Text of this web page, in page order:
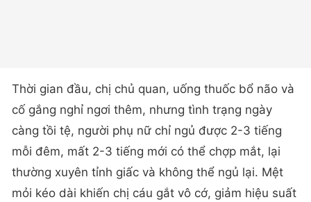
Thời gian đầu, chị chủ quan, uống thuốc bổ não và
cố gắng nghỉ ngơi thêm, nhưng tình trạng ngày
càng tồi tệ, người phụ nữ chỉ ngủ được 2-3 tiếng
mỗi đêm, mất 2-3 tiếng mới có thể chợp mắt, lại
thường xuyên tỉnh giấc và không thể ngủ lại. Mệt
mỏi kéo dài khiến chị cáu gắt vô cớ, giảm hiệu suất